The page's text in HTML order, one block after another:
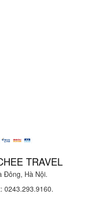
TRAVEL
Đông, Hà Nội.
0243.293.9160.